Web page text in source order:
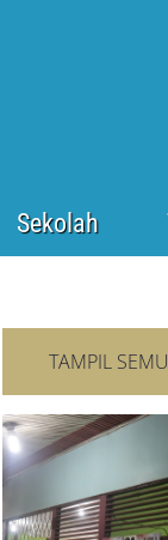
Sekolah
TAMPIL